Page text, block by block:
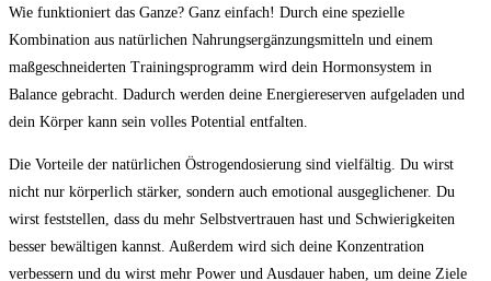
Wie ⁣funktioniert das ⁣Ganze? Ganz einfach! ​Durch eine spezielle
Kombination aus natürlichen Nahrungsergänzungsmitteln und einem
maßgeschneiderten Trainingsprogramm wird‌ dein ⁢Hormonsystem in ​
Balance gebracht. Dadurch werden deine Energiereserven aufgeladen und
dein Körper kann⁣ sein volles Potential ​entfalten.
Die Vorteile⁣ der ⁣natürlichen Östrogendosierung⁣ sind vielfältig. Du​ wirst
nicht nur körperlich stärker, sondern auch emotional ausgeglichener. ⁤Du
wirst feststellen, dass du mehr⁣ Selbstvertrauen ⁣hast und Schwierigkeiten‌
besser bewältigen ⁢kannst. Außerdem ​wird⁢ sich ⁤deine Konzentration
verbessern und⁢ du wirst mehr Power​ und Ausdauer ‍haben, um deine ‌Ziele